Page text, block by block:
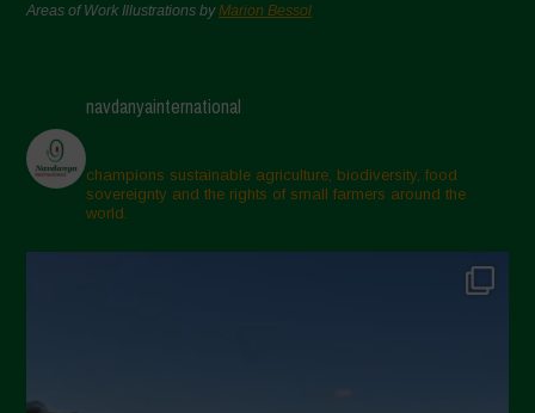
Areas of Work Illustrations byMarion Bessol
navdanyainternational
champions sustainable agriculture, biodiversity, food
sovereignty and the rights of small farmers around the
world.